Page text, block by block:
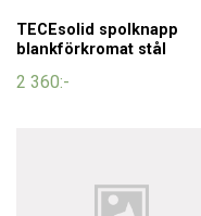
TECEsolid spolknapp
blankförkromat stål
2 360:-